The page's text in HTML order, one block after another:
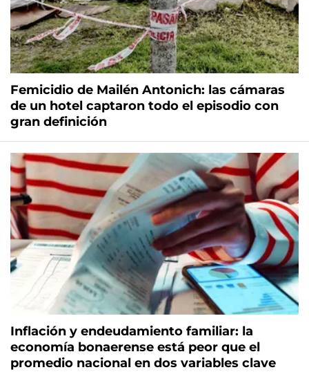
Femicidio de Mailén Antonich: las cámaras
de un hotel captaron todo el episodio con
gran definición
Inflación y endeudamiento familiar: la
economía bonaerense está peor que el
promedio nacional en dos variables clave